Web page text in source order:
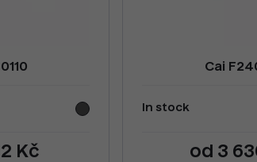
Kč
Cai
In stock
od 3